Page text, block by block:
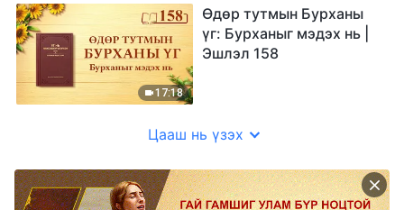
17:18
Өдөр тутмын Бурханы
үг: Бурханыг мэдэх нь |
Эшлэл 158
Цааш нь үзэх